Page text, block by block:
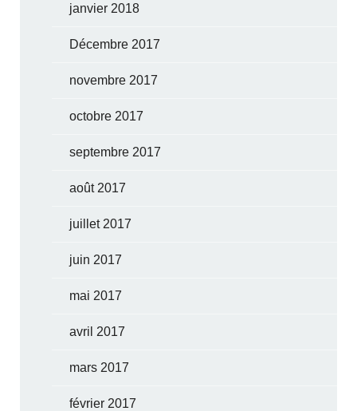
janvier 2018
Décembre 2017
novembre 2017
octobre 2017
septembre 2017
août 2017
juillet 2017
juin 2017
mai 2017
avril 2017
mars 2017
février 2017